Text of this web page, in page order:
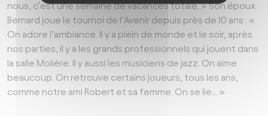
nous, c’est une semaine de vacances totale. » Son époux
Bernard joue le tournoi de l’Avenir depuis près de 10 ans : «
On adore l’ambiance. Il y a plein de monde et le soir, après
nos parties, il y a les grands professionnels qui jouent dans
la salle Molière. Il y aussi les musiciens de jazz. On aime
beaucoup. On retrouve certains joueurs, tous les ans,
comme notre ami Robert et sa femme. On se lie… »